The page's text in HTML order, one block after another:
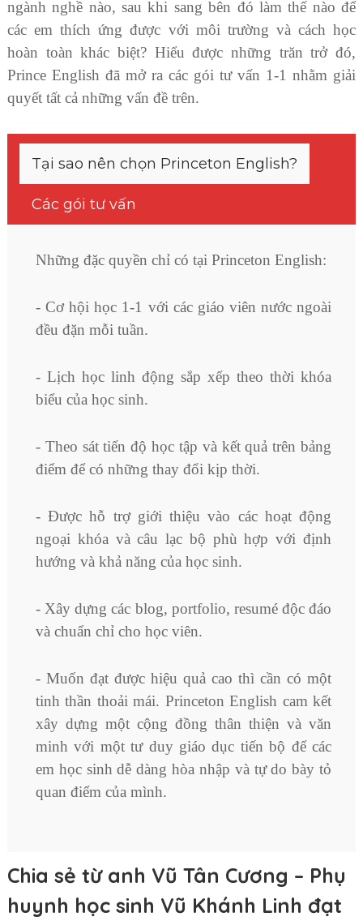
ngành nghề nào, sau khi sang bên đó làm thế nào để
các em thích ứng được với môi trường và cách học
hoàn toàn khác biệt? Hiểu được những trăn trở đó,
Prince English đã mở ra các gói tư vấn 1-1 nhằm giải
quyết tất cả những vấn đề trên.
Tại sao nên chọn Princeton English?
Các gói tư vấn
Những đặc quyền chỉ có tại Princeton English:
- Cơ hội học 1-1 với các giáo viên nước ngoài
đều đặn mỗi tuần.
- Lịch học linh động sắp xếp theo thời khóa
biểu của học sinh.
- Theo sát tiến độ học tập và kết quả trên bảng
điểm để có những thay đổi kịp thời.
- Được hỗ trợ giới thiệu vào các hoạt động
ngoại khóa và câu lạc bộ phù hợp với định
hướng và khả năng của học sinh.
- Xây dựng các blog, portfolio, resumé độc đáo
và chuẩn chỉ cho học viên.
- Muốn đạt được hiệu quả cao thì cần có một
tinh thần thoải mái. Princeton English cam kết
xây dựng một cộng đồng thân thiện và văn
minh với một tư duy giáo dục tiến bộ để các
em học sinh dễ dàng hòa nhập và tự do bày tỏ
quan điểm của mình.
Chia sẻ từ anh Vũ Tân Cương – Phụ
huynh học sinh Vũ Khánh Linh đạt